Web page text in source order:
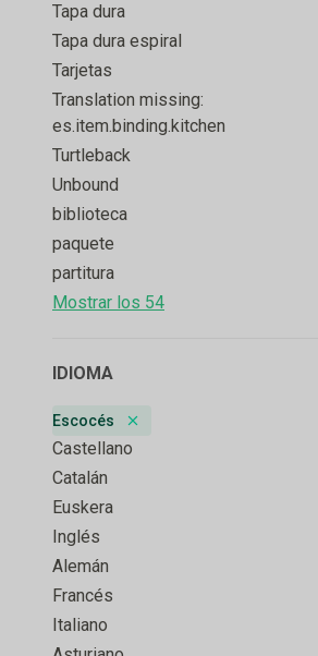
Tapa dura
Tapa dura espiral
Tarjetas
Translation missing:
es.item.binding.kitchen
Turtleback
Unbound
biblioteca
paquete
partitura
Mostrar los 54
IDIOMA
Escocés
Remove badge
Castellano
Catalán
Euskera
Inglés
Alemán
Francés
Italiano